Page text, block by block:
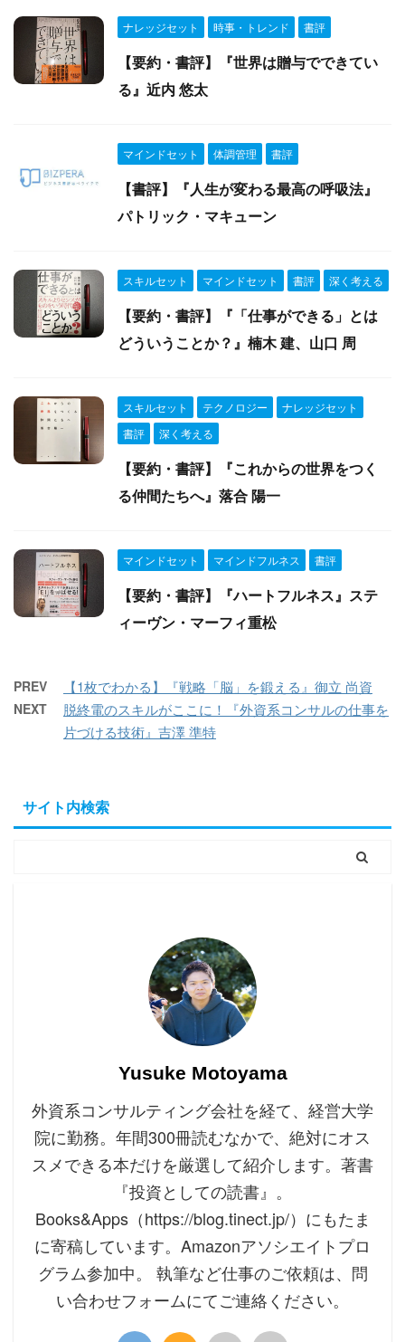
ナレッジセット 時事・トレンド 書評
【要約・書評】『世界は贈与でできてい
る』近内 悠太
マインドセット 体調管理 書評
【書評】『人生が変わる最高の呼吸法』
パトリック・マキューン
スキルセット マインドセット 書評 深く考える
【要約・書評】『「仕事ができる」とは
どういうことか？』楠木 建、山口 周
スキルセット テクノロジー
ナレッジセット
書評
深く考える
【要約・書評】『これからの世界をつく
る仲間たちへ』落合 陽一
マインドセット マインドフルネス 書評
【要約・書評】『ハートフルネス』ステ
ィーヴン・マーフィ重松
PREV 【1枚でわかる】『戦略「脳」を鍛える』御立 尚資
NEXT
脱終電のスキルがここに！『外資系コンサルの仕事を
片づける技術』吉澤 準特
サイト内検索
Yusuke Motoyama
外資系コンサルティング会社を経て、経営大学
院に勤務。年間300冊読むなかで、絶対にオス
スメできる本だけを厳選して紹介します。著書
『投資としての読書』。
Books&Apps（https://blog.tinect.jp/）にもたま
に寄稿しています。Amazonアソシエイトプロ
グラム参加中。 執筆など仕事のご依頼は、問
い合わせフォームにてご連絡ください。